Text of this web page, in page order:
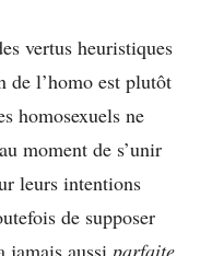
vertus heuristiques
de l’homo est plutôt
homosexuels ne
moment de s’unir
leurs intentions
de supposer